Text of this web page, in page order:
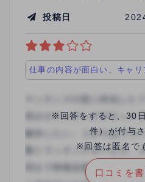
投稿日
仕事の内容が面白い、キャ
※回答をすると、30
件）が付与
※回答は匿名で
口コミを